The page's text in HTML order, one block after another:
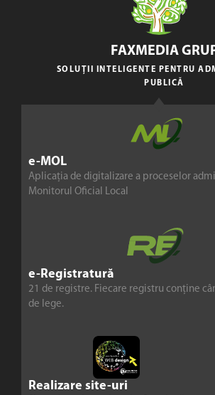
e-MOL
Aplicația de digitalizare a proceselor
Monitorul Oficial Local
e-Registratură
21 de registre. Fiecare registru conține
de lege.
Realizare site-uri
FAXMEDIA
SOLUȚII INTELIGENTE PENTRU
PUBLICĂ